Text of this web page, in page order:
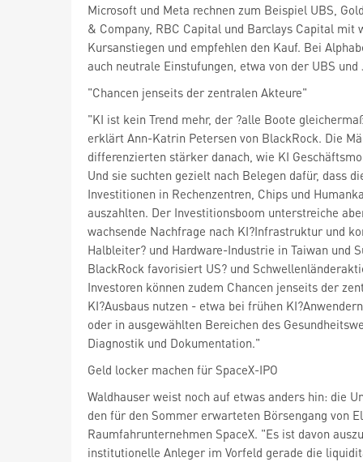
Microsoft und Meta rechnen zum Beispiel UBS,
& Company, RBC Capital und Barclays Capital mit
Kursanstiegen und empfehlen den Kauf. Bei
auch neutrale Einstufungen, etwa von der UBS
"Chancen jenseits der zentralen Akteure"
"KI ist kein Trend mehr, der ?alle Boote
erklärt Ann-Katrin Petersen von BlackRock. Die
differenzierten stärker danach, wie KI
Und sie suchten gezielt nach Belegen dafür, dass
Investitionen in Rechenzentren, Chips und
auszahlten. Der Investitionsboom unterstreiche
wachsende Nachfrage nach KI?Infrastruktur und
Halbleiter? und Hardware-Industrie in Taiwan und
BlackRock favorisiert US? und
Investoren können zudem Chancen jenseits der
KI?Ausbaus nutzen - etwa bei frühen
oder in ausgewählten Bereichen des
Diagnostik und Dokumentation."
Geld locker machen für SpaceX-IPO
Waldhauser weist noch auf etwas anders hin: die
den für den Sommer erwarteten Börsengang von
Raumfahrunternehmen SpaceX. "Es ist davon
institutionelle Anleger im Vorfeld gerade die